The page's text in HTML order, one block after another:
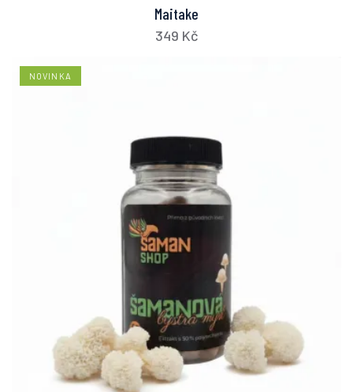
Maitake
349 Kč
NOVINKA